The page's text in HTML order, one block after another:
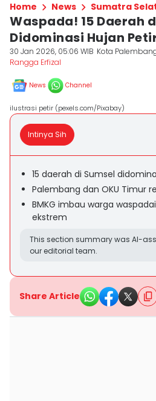
Home News Sumatra
Waspada! 15 Daerah
Didominasi Hujan
30 Jan 2026, 05:06 WIB Kota
Rangga Erfizal
News Channel
ilustrasi petir (pexels.com/Pixabay)
Intinya Sih
15 daerah di Sumsel
Palembang dan OKU Timur
BMKG imbau warga
ekstrem
This section summary was AI-
our editorial team.
Share Article